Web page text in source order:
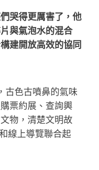
哭得更厲害了，他
與氣泡水的混合
建開放高效的協同
色古噴鼻的氣味
票約展、查詢輿
物，清楚文明故
線上導覽聯合起